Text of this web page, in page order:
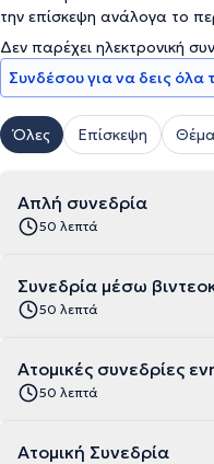
την επίσκεψη ανάλογα το
Δεν παρέχει ηλεκτρονική
Συνδέσου για να δεις όλα
Όλες Επίσκεψη
Απλή συνεδρία
50 λεπτά
Συνεδρία μέσω
50 λεπτά
Ατομικές συνεδρίες
50 λεπτά
Ατομική Συνεδρία